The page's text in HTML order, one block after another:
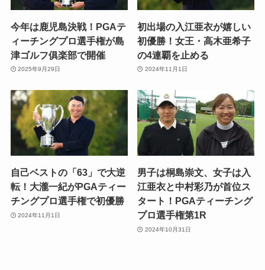
今年は鹿児島決戦！PGAテ
ィーチングプロ選手権が島
津ゴルフ俱楽部で開催
2025年9月29日
初出場の入江亜衣が嬉しい
初優勝！女王・高木亜希子
の4連覇を止める
2024年11月1日
自己ベストの「63」で大逆
転！大瀧一紀がPGAティー
チングプロ選手権で初優勝
2024年11月1日
男子は桐島崇文、女子は入
江亜衣と中村彩乃が首位ス
タート！PGAティーチング
プロ選手権第1R
2024年10月31日